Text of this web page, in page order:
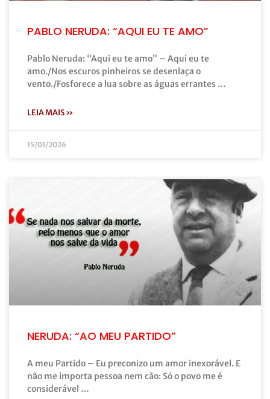
PABLO NERUDA: “AQUI EU TE AMO”
Pablo Neruda: “Aqui eu te amo” – Aqui eu te
amo./Nos escuros pinheiros se desenlaça o
vento./Fosforece a lua sobre as águas errantes …
LEIA MAIS »
15/01/2026
NERUDA: “AO MEU PARTIDO”
A meu Partido – Eu preconizo um amor inexorável. E
não me importa pessoa nem cão: Só o povo me é
considerável …